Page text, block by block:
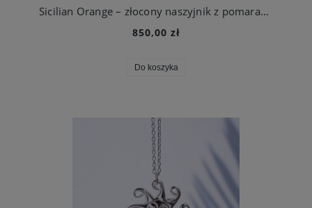
Sicilian Orange – złocony naszyjnik z pomarańczą inspirowaną Sycylią
850,00 zł
Do koszyka